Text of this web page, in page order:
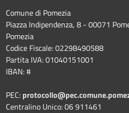
Comune di Pomezia
Piazza Indipendenza, 8 - 00071
Pomezia
Codice Fiscale: 02298490588
Partita IVA: 01040151001
IBAN: #
PEC:
Centralino Unico: 06 911461